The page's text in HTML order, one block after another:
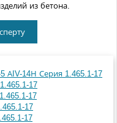
из бетона.
АIV-14Н Серия 1.465.1-17
17
17
17
17